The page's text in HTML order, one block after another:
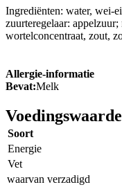
Ingrediënten: water, wei-
zuurteregelaar:
wortelconcentraat, zout,
Allergie-informatie
Bevat:Melk
Soort
Energie
Vet
waarvan verzadigd